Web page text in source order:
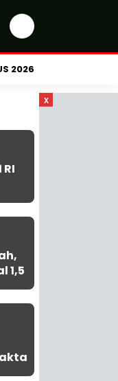
2026
x
1,5